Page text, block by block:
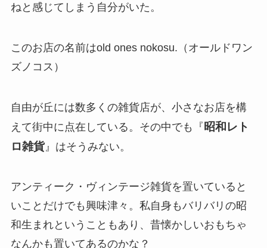
ねと感じてしまう自分がいた。
このお店の名前はold ones nokosu.（オールドワン
ズノコス）
自由が丘には数多くの雑貨店が、小さなお店を構
えて街中に点在している。その中でも『昭和レト
ロ雑貨』はそうみない。
アンティーク・ヴィンテージ雑貨を置いていると
いことだけでも興味津々。私自身もバリバリの昭
和生まれということもあり、昔懐かしいおもちゃ
なんかも置いてあるのかな？